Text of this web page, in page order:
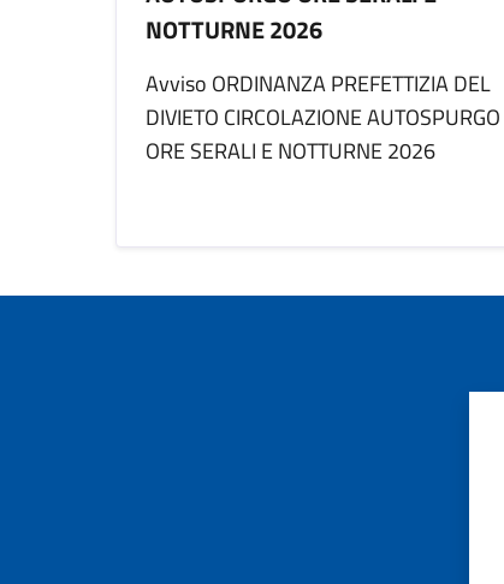
NOTTURNE 2026
Avviso ORDINANZA PREFETTIZIA DEL
DIVIETO CIRCOLAZIONE AUTOSPURGO
ORE SERALI E NOTTURNE 2026